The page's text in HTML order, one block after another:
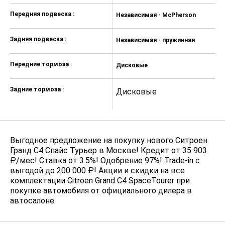
Регулируемые подлокотники
сидения водителя и переднего
пассажира
спинках сидений (серийно при
наличии подогрева передних
Съемное отделение для хранения
для передних пассажиров
перчаточное отделение +
Воздуховоды с регулировкой
поступления воздуха для
пассажиров 2 ряда
Пакет City (Датчики парковки в
заднем бампере + электропривод
складывания зеркал)
Запуск двигателя без ключа
Передняя подвеска :
Задняя подвеска :
Передние тормоза :
Задние тормоза :
Независимая - McPherson
Независимая - пружинная
Дисковые
Дисковые
Выгодное предложение на покупку нового Ситроен
Гранд С4 Спайс Турьер в Москве! Кредит от 35 903
₽/мес! Ставка от 3.5%! Одобрение 97%! Trade-in с
выгодой до 200 000 ₽! Акции и скидки на все
комплектации Citroen Grand C4 SpaceTourer при
покупке автомобиля от официального дилера в
автосалоне.